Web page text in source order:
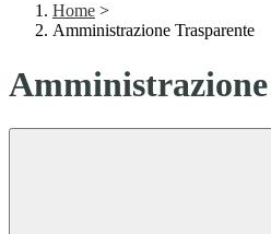
Home >
Amministrazione Trasparente